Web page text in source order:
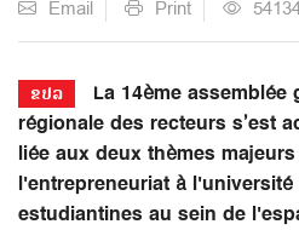
Email
Print
ຂປລ
La 14ème assemblée
régionale des recteurs s’est
liée aux deux thèmes
l'entrepreneuriat à
estudiantines au sein de